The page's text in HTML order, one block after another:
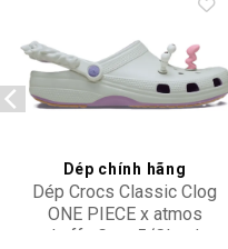
Add to
wishlist
Dép chính hãng
Dép Crocs Classic Clog
ONE PIECE x atmos
Luffy Gear 5 ‘Cloud